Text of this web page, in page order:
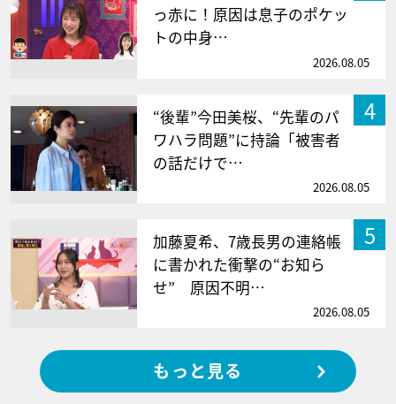
っ赤に！原因は息子のポケッ
トの中身…
2026.08.05
4
“後輩”今田美桜、“先輩のパ
ワハラ問題”に持論「被害者
の話だけで…
2026.08.05
5
加藤夏希、7歳長男の連絡帳
に書かれた衝撃の“お知ら
せ” 原因不明…
2026.08.05
もっと見る